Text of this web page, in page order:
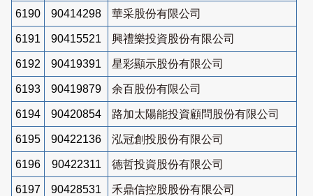
6190 90414298 華采股份有限公司
6191 90415521 興禮樂投資股份有限公司
6192 90419391 星彩顯示股份有限公司
6193 90419879 余百股份有限公司
6194 90420854 路加太陽能投資顧問股份有限公司
6195 90422136 泓冠創投股份有限公司
6196 90422311 德哲投資股份有限公司
6197 90428531 禾鼎信控股股份有限公司